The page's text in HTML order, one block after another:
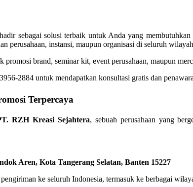
sebagai solusi terbaik untuk Anda yang
perusahaan, instansi, maupun organisasi di seluruh
brand, seminar kit, event perusahaan, maupun
2884 untuk mendapatkan konsultasi gratis dan
Terpercaya
RZH Kreasi Sejahtera, sebuah perusahaan yang
Aren, Kota Tangerang Selatan, Banten 15227
ke seluruh Indonesia, termasuk ke berbagai